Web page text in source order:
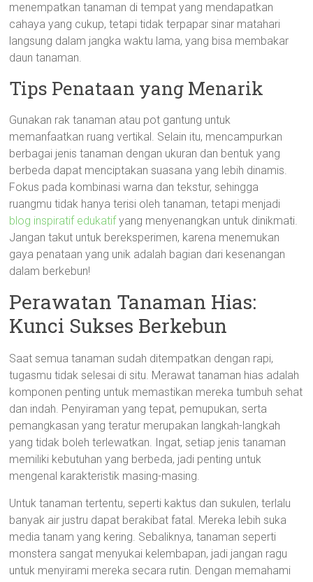
menempatkan tanaman di tempat yang mendapatkan
cahaya yang cukup, tetapi tidak terpapar sinar matahari
langsung dalam jangka waktu lama, yang bisa membakar
daun tanaman.
Tips Penataan yang Menarik
Gunakan rak tanaman atau pot gantung untuk
memanfaatkan ruang vertikal. Selain itu, mencampurkan
berbagai jenis tanaman dengan ukuran dan bentuk yang
berbeda dapat menciptakan suasana yang lebih dinamis.
Fokus pada kombinasi warna dan tekstur, sehingga
ruangmu tidak hanya terisi oleh tanaman, tetapi menjadi
blog inspiratif edukatifyang menyenangkan untuk dinikmati.
Jangan takut untuk bereksperimen, karena menemukan
gaya penataan yang unik adalah bagian dari kesenangan
dalam berkebun!
Perawatan Tanaman Hias:
Kunci Sukses Berkebun
Saat semua tanaman sudah ditempatkan dengan rapi,
tugasmu tidak selesai di situ. Merawat tanaman hias adalah
komponen penting untuk memastikan mereka tumbuh sehat
dan indah. Penyiraman yang tepat, pemupukan, serta
pemangkasan yang teratur merupakan langkah-langkah
yang tidak boleh terlewatkan. Ingat, setiap jenis tanaman
memiliki kebutuhan yang berbeda, jadi penting untuk
mengenal karakteristik masing-masing.
Untuk tanaman tertentu, seperti kaktus dan sukulen, terlalu
banyak air justru dapat berakibat fatal. Mereka lebih suka
media tanam yang kering. Sebaliknya, tanaman seperti
monstera sangat menyukai kelembapan, jadi jangan ragu
untuk menyirami mereka secara rutin. Dengan memahami